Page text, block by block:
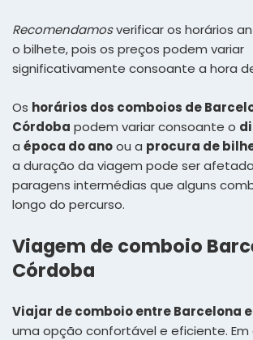
Recomendamosverificar os horários
o bilhete, pois os preços podem variar
significativamente consoante a hora
Os horários dos comboios de
Córdoba podem variar consoante o
a época do anoou a procura de
a duração da viagem pode ser
paragens intermédias que alguns
longo do percurso.
Viagem de comboio
Córdoba
Viajar de comboio entre Barcelona
uma opção confortável e eficiente. Em